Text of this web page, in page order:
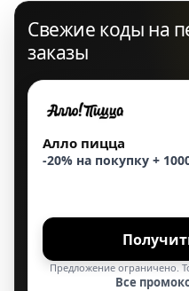
Свежие коды на
заказы
Алло пицца
-20% на покупку +
Предложение ограничено.
Все